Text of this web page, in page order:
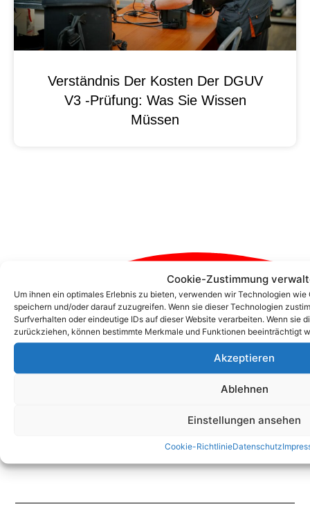
Cookie-Zustimmung
Um ihnen ein optimales Erlebnis zu bieten, verwenden wir Technologien
speichern und/oder darauf zuzugreifen. Wenn sie dieser Technologien
Surfverhalten oder eindeutige IDs auf dieser Website verarbeiten. Wenn sie
zurückziehen, können bestimmte Merkmale und Funktionen beeinträchtigt
Akzeptieren
Ablehnen
Einstellungen ansehen
Cookie-RichtlinieDatenschutz
Verständnis Der Kosten Der DGUV
V3 -Prüfung: Was Sie Wissen
Müssen
Zum Kontaktformular